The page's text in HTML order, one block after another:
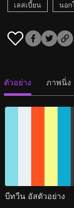
เลสเบี้ยน
นอก
ตัวอย่าง ภาพนิ่ง
บีทวีน อัสตัวอย่าง